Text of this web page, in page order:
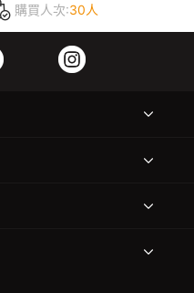
購買人次:30人